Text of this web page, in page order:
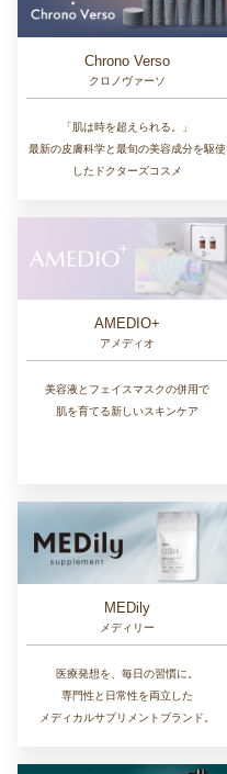
Chrono Verso
クロノヴァーソ
「肌は時を超えられる。」
最新の皮膚科学と最旬の美容成分を駆使
したドクターズコスメ
AMEDIO+
アメディオ
美容液とフェイスマスクの併用で
肌を育てる新しいスキンケア
MEDily
メディリー
医療発想を、毎日の習慣に。
専門性と日常性を両立した
メディカルサプリメントブランド。